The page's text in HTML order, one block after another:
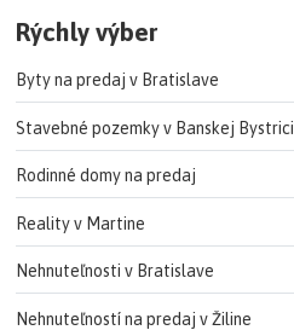
Rýchly výber
Byty na predaj v Bratislave
Stavebné pozemky v Banskej Bystrici
Rodinné domy na predaj
Reality v Martine
Nehnuteľnosti v Bratislave
Nehnuteľností na predaj v Žiline